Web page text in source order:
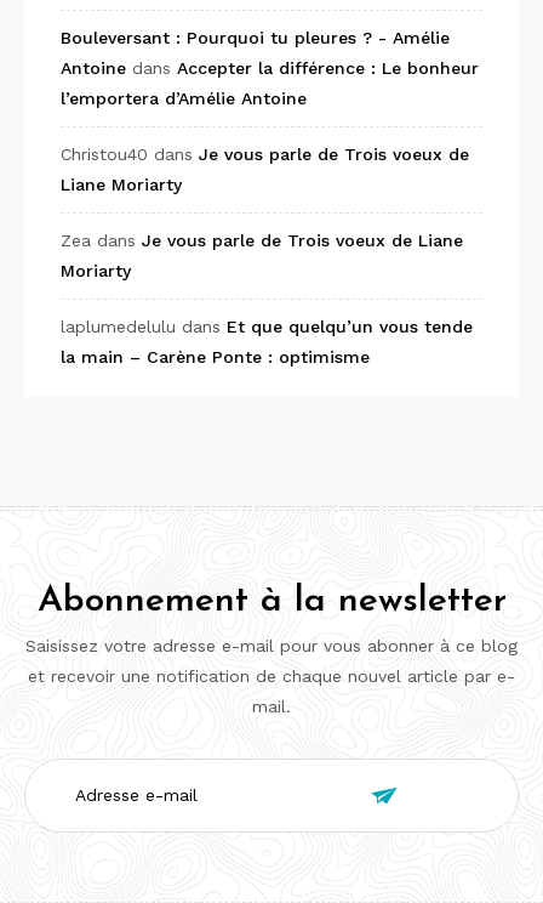
Bouleversant : Pourquoi tu pleures ? - Amélie
Antoine dans Accepter la différence : Le bonheur
l’emportera d’Amélie Antoine
Christou40 dans Je vous parle de Trois voeux de
Liane Moriarty
Zea dans Je vous parle de Trois voeux de Liane
Moriarty
laplumedelulu dans Et que quelqu’un vous tende
la main – Carène Ponte : optimisme
Abonnement à la newsletter
Saisissez votre adresse e-mail pour vous abonner à ce blog
et recevoir une notification de chaque nouvel article par e-
mail.
Adresse
e-
mail
